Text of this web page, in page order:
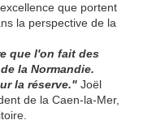
que portent
la perspective de la
que l'on fait des
la Normandie.
la réserve." Joël
de la Caen-la-Mer,